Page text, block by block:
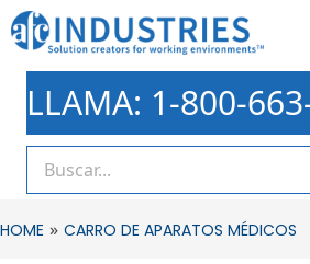
LLAMA: 1-800-
HOME » CARRO DE APARATOS MÉDICOS